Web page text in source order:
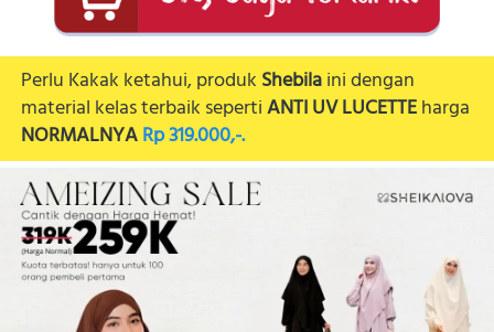
Perlu Kakak ketahui, produk Shebila ini dengan
material kelas terbaik seperti ANTI UV LUCETTE
NORMALNYARp 319.000,-.